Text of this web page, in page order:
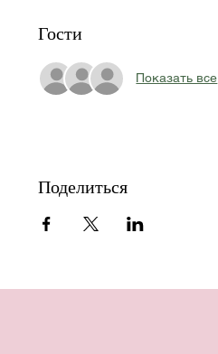
Гости
Показать все
Поделиться